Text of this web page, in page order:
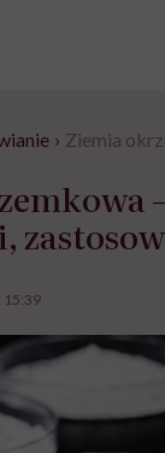
› Ziemia
15:39